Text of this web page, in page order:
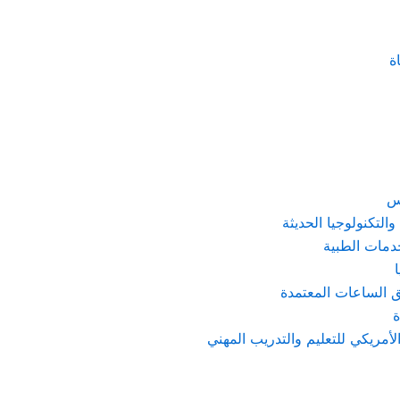
الحديثة
الطبية
الساعات المعتمدة
للتعليم والتدريب المهني